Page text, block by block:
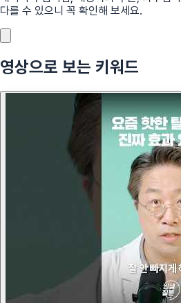
다를 수 있으니 꼭 확인해 보세요.
영상으로 보는 키워드